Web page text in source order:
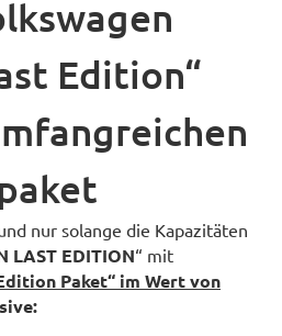
Edition“
nur solange die Kapazitäten
LAST EDITION“ mit
Paket“ im Wert von